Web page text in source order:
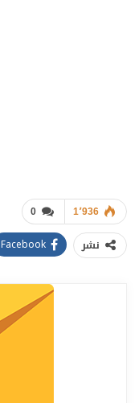
0 1٬936
نشر Facebook